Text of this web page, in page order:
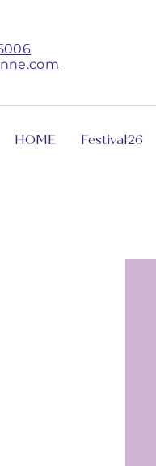
HOME Festival26